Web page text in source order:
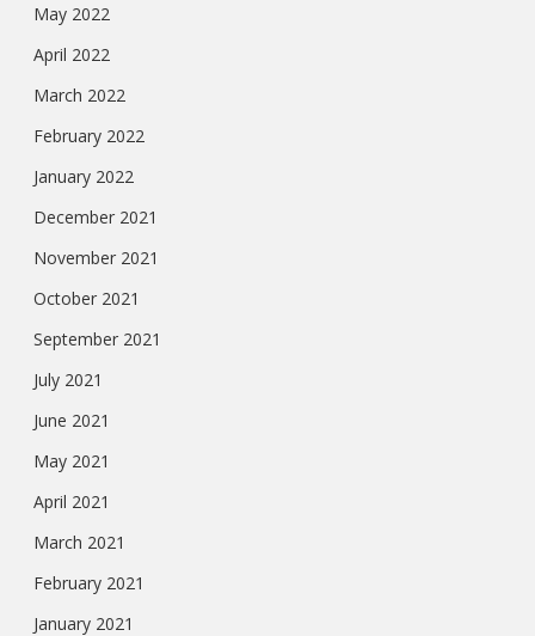
May 2022
April 2022
March 2022
February 2022
January 2022
December 2021
November 2021
October 2021
September 2021
July 2021
June 2021
May 2021
April 2021
March 2021
February 2021
January 2021